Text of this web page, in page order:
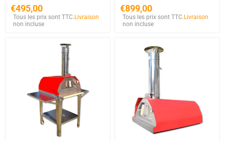
€495,00
Tous les prix sont TTC. Livraison
non incluse
€899,00
Tous les prix sont TTC. Livraison
non incluse